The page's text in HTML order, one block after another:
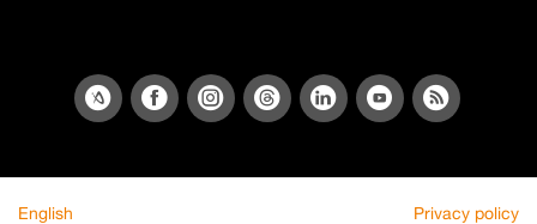
English Privacy policy